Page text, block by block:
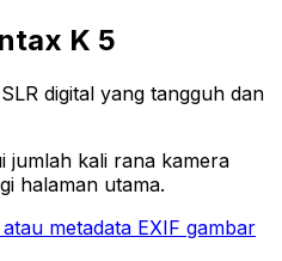
K 5
digital yang tangguh dan
jumlah kali rana kamera
halaman utama.
metadata EXIF gambar